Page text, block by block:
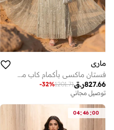
ماري
فستان ماكسي بأكمام كاب مرصع بالترتر
ر.ق827.66
1201.71
-32%
توصيل مجاني
04:46:00